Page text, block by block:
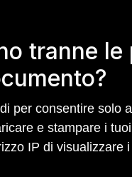
tranne le
per consentire solo
e stampare i
IP di visualizzare